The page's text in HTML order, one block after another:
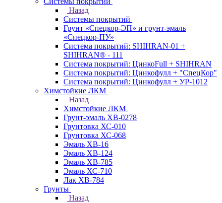
Назад
Системы покрытий
Грунт «Спецкор-ЭП» и грунт-эмаль
«Спецкор-ПУ»
Система покрытий: SHIHRAN-01 +
SHIHRAN® - 111
Система покрытий: ЦинкоFull + SHIHRAN
Система покрытий: Цинкофулл + "СпецКор"
Система покрытий: Цинкофулл + УР-1012
Химстойкие ЛКМ
Назад
Химстойкие ЛКМ
Грунт-эмаль ХВ-0278
Грунтовка ХС-010
Грунтовка ХС-068
Эмаль ХВ-16
Эмаль ХВ-124
Эмаль ХВ-785
Эмаль ХС-710
Лак ХВ-784
Грунты
Назад